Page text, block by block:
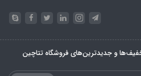
و جدیدترین‌های فروشگاه تتاچین